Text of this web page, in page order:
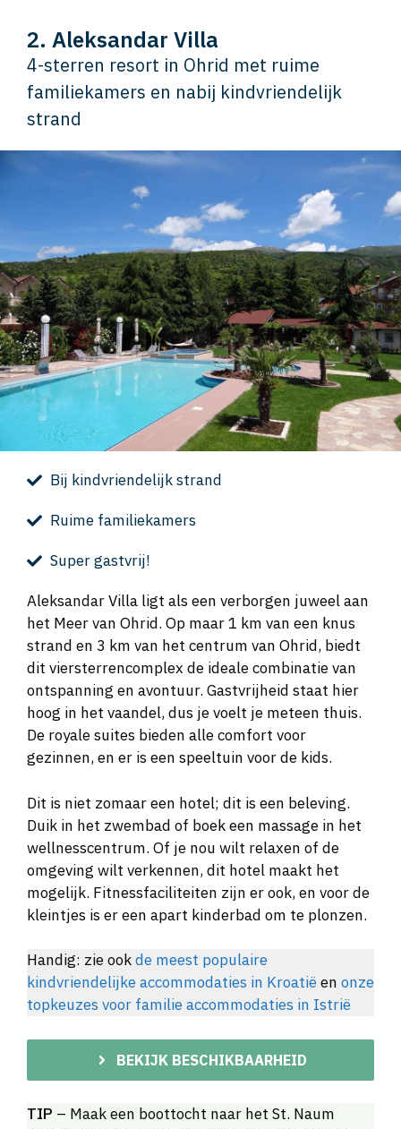
2. Aleksandar Villa
4-sterren resort in Ohrid met ruime
familiekamers en nabij kindvriendelijk
strand
Bij kindvriendelijk strand
Ruime familiekamers
Super gastvrij!
Aleksandar Villa ligt als een verborgen juweel aan
het Meer van Ohrid. Op maar 1 km van een knus
strand en 3 km van het centrum van Ohrid, biedt
dit viersterrencomplex de ideale combinatie van
ontspanning en avontuur. Gastvrijheid staat hier
hoog in het vaandel, dus je voelt je meteen thuis.
De royale suites bieden alle comfort voor
gezinnen, en er is een speeltuin voor de kids.
Dit is niet zomaar een hotel; dit is een beleving.
Duik in het zwembad of boek een massage in het
wellnesscentrum. Of je nou wilt relaxen of de
omgeving wilt verkennen, dit hotel maakt het
mogelijk. Fitnessfaciliteiten zijn er ook, en voor de
kleintjes is er een apart kinderbad om te plonzen.
Handig: zie ookde meest populaire
kindvriendelijke accommodaties in Kroatiëen onze
topkeuzes voor familie accommodaties in Istrië
BEKIJK BESCHIKBAARHEID
TIP – Maak een boottocht naar het St. Naum